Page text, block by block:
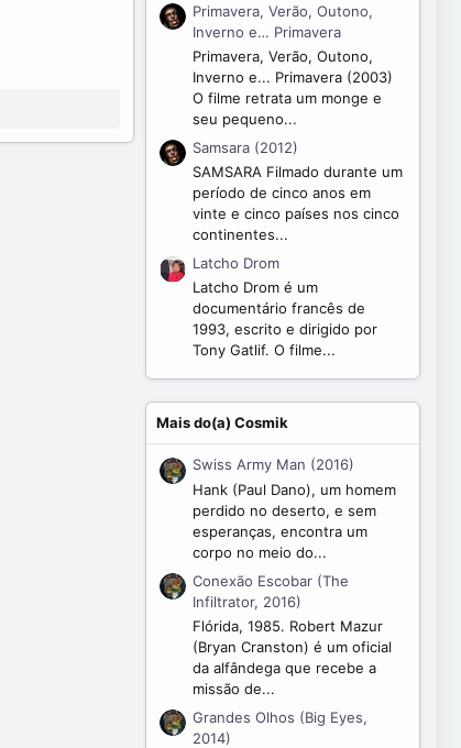
Primavera, Verão, Outono,
Inverno e… Primavera
Primavera, Verão, Outono,
Inverno e... Primavera (2003)
O filme retrata um monge e
seu pequeno...
Samsara (2012)
SAMSARA Filmado durante um
período de cinco anos em
vinte e cinco países nos cinco
continentes...
Latcho Drom
Latcho Drom é um
documentário francês de
1993, escrito e dirigido por
Tony Gatlif. O filme...
Mais do(a) Cosmik
Swiss Army Man (2016)
Hank (Paul Dano), um homem
perdido no deserto, e sem
esperanças, encontra um
corpo no meio do...
Conexão Escobar (The
Infiltrator, 2016)
Flórida, 1985. Robert Mazur
(Bryan Cranston) é um oficial
da alfândega que recebe a
missão de...
Grandes Olhos (Big Eyes,
2014)